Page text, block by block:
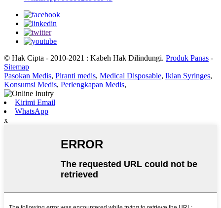
© Hak Cipta - 2010-2021 : Kabeh Hak Dilindungi. Produk Panas -
Sitemap
Pasokan Medis, Piranti medis, Medical Disposable, Iklan Syringes,
Konsumsi Medis, Perlengkapan Medis,
Kirimi Email
WhatsApp
x